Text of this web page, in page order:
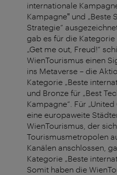
internationale
Kampagne‟ und „Beste
Strategie“
gab es für die Kategorie
„Get me out, Freud!“
WienTourismus einen
ins Metaverse – die
Kategorie „Beste
und Bronze für „Best
Kampagne“. Für
eine europaweite
WienTourismus, der
Tourismusmetropolen
Kanälen anschlossen,
Kategorie „Beste
Somit haben die